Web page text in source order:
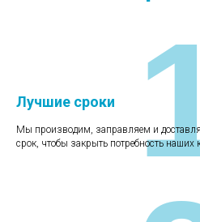
Лучшие сроки
Мы производим, заправляем и
срок, чтобы закрыть потребность наших